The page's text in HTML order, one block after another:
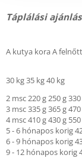
Táplálási
A kutya kora A
30 kg 35 kg 40 kg
2 msc 220 g 250 g
3 msc 335 g 365 g
4 msc 410 g 430 g
5 - 6 hónapos korig
6 - 9 hónapos korig
9 - 12 hónapos korig